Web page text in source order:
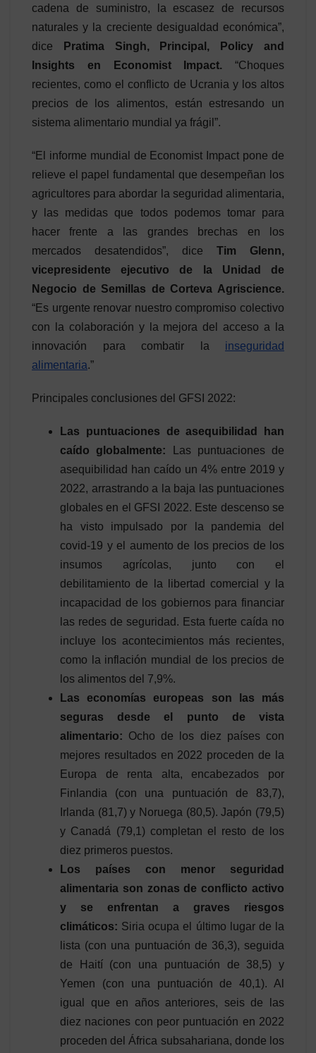
cadena de suministro, la escasez de recursos
naturales y la creciente desigualdad económica”,
dice
Pratima Singh, Principal, Policy and
Insights en Economist Impact. “Choques
recientes, como el conflicto de Ucrania y los altos
precios de los alimentos, están estresando un
sistema alimentario mundial ya frágil”.
“El informe mundial de Economist Impact pone de
relieve el papel fundamental que desempeñan los
agricultores para abordar la seguridad alimentaria,
y las medidas que todos podemos tomar para
hacer frente a las grandes brechas en los
mercados desatendidos”, dice Tim Glenn,
vicepresidente ejecutivo de la Unidad de
Negocio de Semillas de Corteva Agriscience.
“Es urgente renovar nuestro compromiso colectivo
con la colaboración y la mejora del acceso a la
innovación para combatir la inseguridad
alimentaria.”
Principales conclusiones del GFSI 2022:
Las puntuaciones de asequibilidad han
caído globalmente: Las puntuaciones de
asequibilidad han caído un 4% entre 2019 y
2022, arrastrando a la baja las puntuaciones
globales en el GFSI 2022. Este descenso se
ha visto impulsado por la pandemia del
covid-19 y el aumento de los precios de los
insumos agrícolas, junto con el
debilitamiento de la libertad comercial y la
incapacidad de los gobiernos para financiar
las redes de seguridad. Esta fuerte caída no
incluye los acontecimientos más recientes,
como la inflación mundial de los precios de
los alimentos del 7,9%.
Las economías europeas son las más
seguras desde el punto de vista
alimentario: Ocho de los diez países con
mejores resultados en 2022 proceden de la
Europa de renta alta, encabezados por
Finlandia (con una puntuación de 83,7),
Irlanda (81,7) y Noruega (80,5). Japón (79,5)
y Canadá (79,1) completan el resto de los
diez primeros puestos.
Los países con menor seguridad
alimentaria son zonas de conflicto activo
y se enfrentan a graves riesgos
climáticos: Siria ocupa el último lugar de la
lista (con una puntuación de 36,3), seguida
de Haití (con una puntuación de 38,5) y
Yemen (con una puntuación de 40,1). Al
igual que en años anteriores, seis de las
diez naciones con peor puntuación en 2022
proceden del África subsahariana, donde los